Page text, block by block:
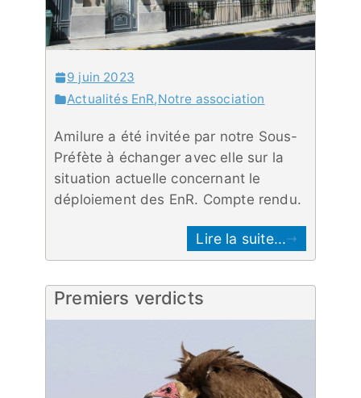
9 juin 2023
Actualités EnR,Notre association
Amilure a été invitée par notre Sous-
Préfète à échanger avec elle sur la
situation actuelle concernant le
déploiement des EnR. Compte rendu.
Lire la suite...
Premiers verdicts